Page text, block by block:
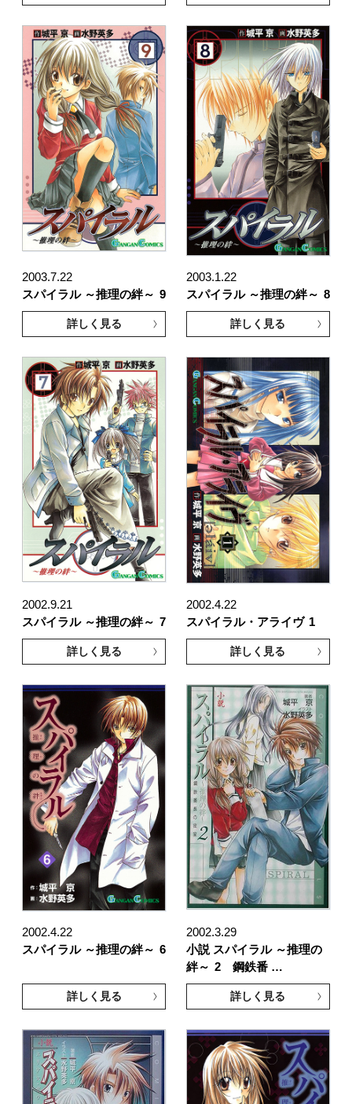
2003.7.22
スパイラル ～推理の絆～ 9
詳しく見る
2003.1.22
スパイラル ～推理の絆～ 8
詳しく見る
2002.9.21
スパイラル ～推理の絆～ 7
詳しく見る
2002.4.22
スパイラル・アライヴ 1
詳しく見る
2002.4.22
スパイラル ～推理の絆～ 6
詳しく見る
2002.3.29
小説 スパイラル ～推理の
絆～ 2 鋼鉄番 …
詳しく見る